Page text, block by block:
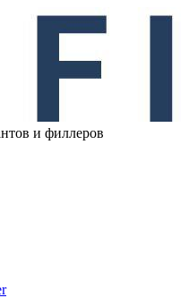
и филлеров